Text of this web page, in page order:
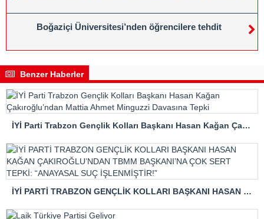
Boğaziçi Üniversitesi’nden öğrencilere tehdit
Benzer Haberler
İYİ Parti Trabzon Gençlik Kolları Başkanı Hasan Kağan Çakıroğlu’ndan Mattia Ahmet Minguzzi Davasına Tepki
İYİ PARTİ TRABZON GENÇLİK KOLLARI BAŞKANI HASAN KAĞAN ÇAKIROĞLU’NDAN TBMM BAŞKANI’NA ÇOK SERT TEPKİ: “ANAYASAL SUÇ İŞLENMİŞTİR!”